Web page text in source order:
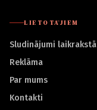
LIETOTĀJIEM
Sludinājumi laikrakstā
Reklāma
Par mums
Kontakti